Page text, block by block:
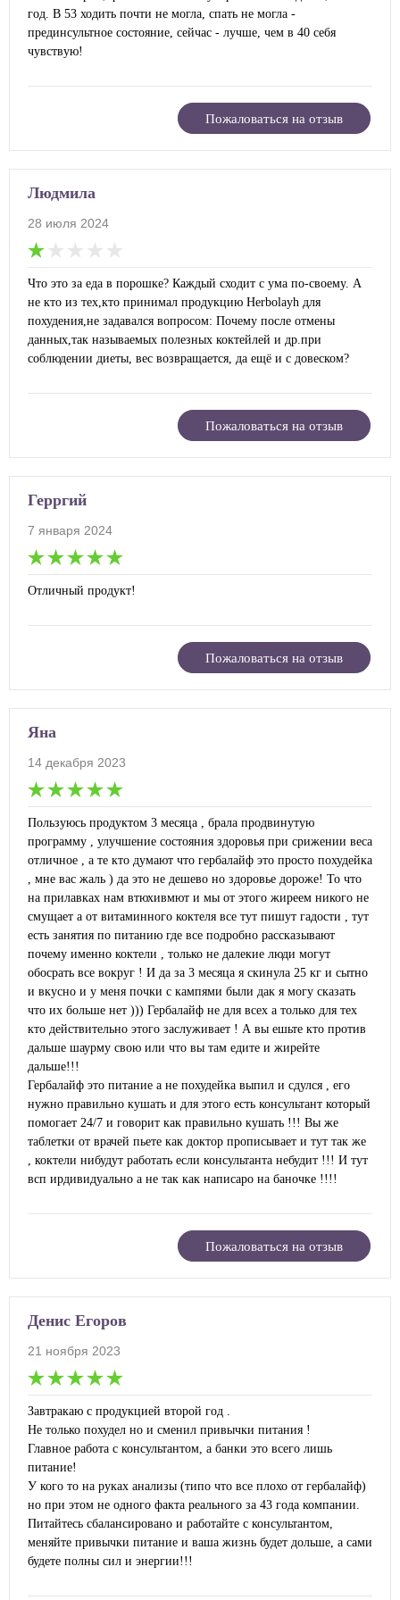
год. В 53 ходить почти не могла, спать не могла -
прединсультное состояние, сейчас - лучше, чем в 40 себя
чувствую!
Пожаловаться на отзыв
Людмила
28 июля 2024
Что это за еда в порошке? Каждый сходит с ума по-своему. А
не кто из тех,кто принимал продукцию Herbolayh для
похудения,не задавался вопросом: Почему после отмены
данных,так называемых полезных коктейлей и др.при
соблюдении диеты, вес возвращается, да ещё и с довеском?
Пожаловаться на отзыв
Герргий
7 января 2024
Отличный продукт!
Пожаловаться на отзыв
Яна
14 декабря 2023
Пользуюсь продуктом 3 месяца , брала продвинутую
программу , улучшение состояния здоровья при срижении веса
отличное , а те кто думают что гербалайф это просто похудейка
, мне вас жаль ) да это не дешево но здоровье дороже! То что
на прилавках нам втюхивмют и мы от этого жиреем никого не
смущает а от витаминного коктеля все тут пишут гадости , тут
есть занятия по питанию где все подробно рассказывают
почему именно коктели , только не далекие люди могут
обосрать все вокруг ! И да за 3 месяца я скинула 25 кг и сытно
и вкусно и у меня почки с кампями были дак я могу сказать
что их больше нет ))) Гербалайф не для всех а только для тех
кто действительно этого заслуживает ! А вы ешьте кто против
дальше шаурму свою или что вы там едите и жирейте
дальше!!!
Гербалайф это питание а не похудейка выпил и сдулся , его
нужно правильно кушать и для этого есть консультант который
помогает 24/7 и говорит как правильно кушать !!! Вы же
таблетки от врачей пьете как доктор прописывает и тут так же
, коктели нибудут работать если консультанта небудит !!! И тут
всп ирдивидуально а не так как написаро на баночке !!!!
Пожаловаться на отзыв
Денис Егоров
21 ноября 2023
Завтракаю с продукцией второй год .
Не только похудел но и сменил привычки питания !
Главное работа с консультантом, а банки это всего лишь
питание!
У кого то на руках анализы (типо что все плохо от гербалайф)
но при этом не одного факта реального за 43 года компании.
Питайтесь сбалансировано и работайте с консультантом,
меняйте привычки питание и ваша жизнь будет дольше, а сами
будете полны сил и энергии!!!